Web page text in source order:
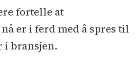
fortelle at
er i ferd med å spres til
i bransjen.